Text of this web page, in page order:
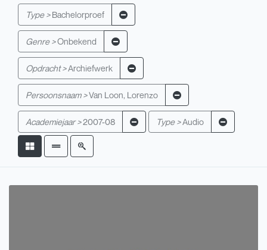
Type > Bachelorproef
Genre >Onbekend
Opdracht >Archiefwerk
Persoonsnaam >Van Loon, Lorenzo
Academiejaar >2007-08 Type >Audio